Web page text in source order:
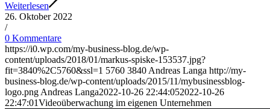
Weiterlesen
26. Oktober 2022
/
0 Kommentare
https://i0.wp.com/my-business-blog.de/wp-
content/uploads/2018/01/markus-spiske-153537.jpg?
fit=3840%2C5760&ssl=1 5760 3840 Andreas Langa http://my-
business-blog.de/wp-content/uploads/2015/11/mybusinessblog-
logo.png Andreas Langa2022-10-26 22:44:052022-10-26
22:47:01Videoüberwachung im eigenen Unternehmen